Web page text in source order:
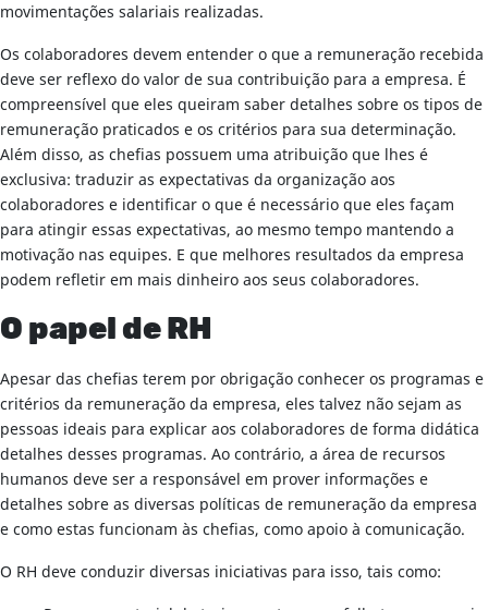
movimentações salariais realizadas.
Os colaboradores devem entender o que a remuneração recebida
deve ser reflexo do valor de sua contribuição para a empresa. É
compreensível que eles queiram saber detalhes sobre os tipos de
remuneração praticados e os critérios para sua determinação.
Além disso, as chefias possuem uma atribuição que lhes é
exclusiva: traduzir as expectativas da organização aos
colaboradores e identificar o que é necessário que eles façam
para atingir essas expectativas, ao mesmo tempo mantendo a
motivação nas equipes. E que melhores resultados da empresa
podem refletir em mais dinheiro aos seus colaboradores.
O papel de RH
Apesar das chefias terem por obrigação conhecer os programas e
critérios da remuneração da empresa, eles talvez não sejam as
pessoas ideais para explicar aos colaboradores de forma didática
detalhes desses programas. Ao contrário, a área de recursos
humanos deve ser a responsável em prover informações e
detalhes sobre as diversas políticas de remuneração da empresa
e como estas funcionam às chefias, como apoio à comunicação.
O RH deve conduzir diversas iniciativas para isso, tais como: